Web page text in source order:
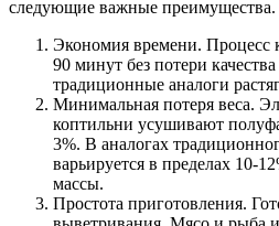
следующие важные преимущества.
Экономия времени. Процесс
90 минут без потери
традиционные аналоги
Минимальная потеря веса.
коптильни усушивают
3%. В аналогах
варьируется в пределах 10-
массы.
Простота приготовления.